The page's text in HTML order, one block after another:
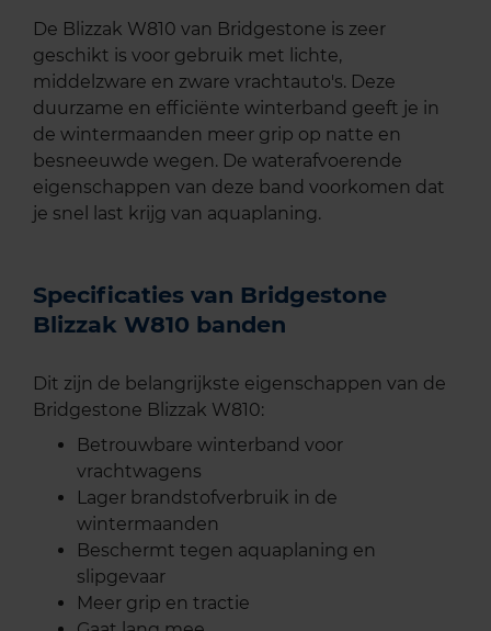
De Blizzak W810 van Bridgestone is zeer
geschikt is voor gebruik met lichte,
middelzware en zware vrachtauto's. Deze
duurzame en efficiënte winterband geeft je in
de wintermaanden meer grip op natte en
besneeuwde wegen. De waterafvoerende
eigenschappen van deze band voorkomen dat
je snel last krijg van aquaplaning.
Specificaties van Bridgestone
Blizzak W810 banden
Dit zijn de belangrijkste eigenschappen van de
Bridgestone Blizzak W810:
Betrouwbare winterband voor
vrachtwagens
Lager brandstofverbruik in de
wintermaanden
Beschermt tegen aquaplaning en
slipgevaar
Meer grip en tractie